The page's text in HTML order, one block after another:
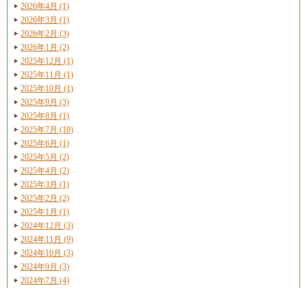
2026年4月 (1)
2026年3月 (1)
2026年2月 (3)
2026年1月 (2)
2025年12月 (1)
2025年11月 (1)
2025年10月 (1)
2025年9月 (3)
2025年8月 (1)
2025年7月 (10)
2025年6月 (1)
2025年5月 (2)
2025年4月 (2)
2025年3月 (1)
2025年2月 (2)
2025年1月 (1)
2024年12月 (3)
2024年11月 (9)
2024年10月 (3)
2024年9月 (3)
2024年7月 (4)